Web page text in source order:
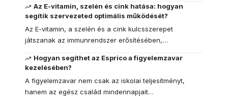
Az E-vitamin, szelén és cink hatása: hogyan
segítik szervezeted optimális működését?
Az E-vitamin, a szelén és a cink kulcsszerepet
játszanak az immunrendszer erősítésében,…
Hogyan segíthet az Esprico a figyelemzavar
kezelésében?
A figyelemzavar nem csak az iskolai teljesítményt,
hanem az egész család mindennapjait…